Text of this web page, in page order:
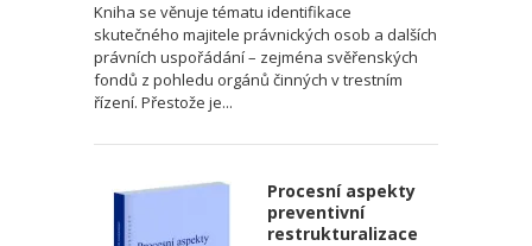
Kniha se věnuje tématu identifikace
skutečného majitele právnických osob a dalších
právních uspořádání – zejména svěřenských
fondů z pohledu orgánů činných v trestním
řízení. Přestože je...
Procesní aspekty
preventivní
restrukturalizace